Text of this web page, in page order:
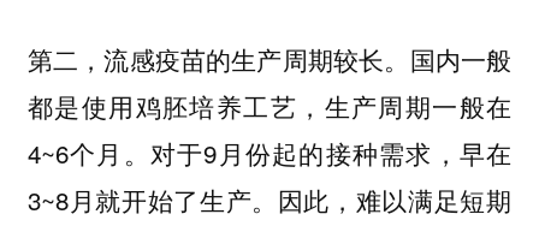
第二，流感疫苗的生产周期较长。国内一般
都是使用鸡胚培养工艺，生产周期一般在
4~6个月。对于9月份起的接种需求，早在
3~8月就开始了生产。因此，难以满足短期